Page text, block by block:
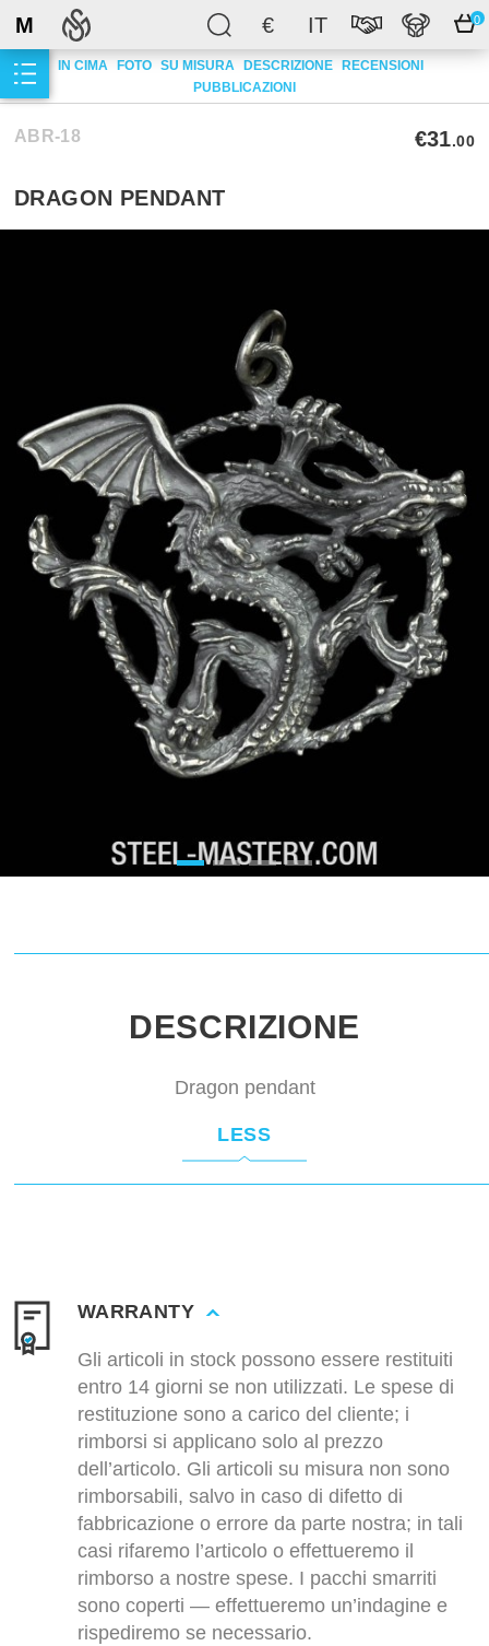
€ IT 0
M
IN CIMA FOTO SU MISURA DESCRIZIONE
RECENSIONI
PUBBLICAZIONI
ABR-18 €31.00
DRAGON PENDANT
DESCRIZIONE
Dragon pendant
LESS
WARRANTY
Gli articoli in stock possono essere restituiti
entro 14 giorni se non utilizzati. Le spese di
restituzione sono a carico del cliente; i
rimborsi si applicano solo al prezzo
dell’articolo. Gli articoli su misura non sono
rimborsabili, salvo in caso di difetto di
fabbricazione o errore da parte nostra; in tali
casi rifaremo l’articolo o effettueremo il
rimborso a nostre spese. I pacchi smarriti
sono coperti — effettueremo un’indagine e
rispediremo se necessario.